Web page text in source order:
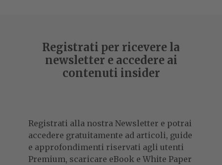
Registrati per ricevere la
newsletter e accedere ai
contenuti insider
Registrati alla nostra Newsletter e potrai
accedere gratuitamente ad articoli, guide
e approfondimenti riservati agli utenti
Premium, scaricare eBook e White Paper